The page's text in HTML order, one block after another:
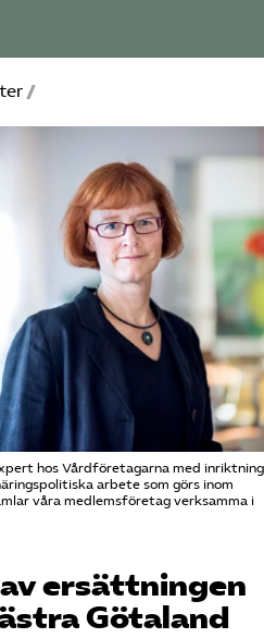
/
hos Vårdföretagarna med inriktning
arbete som görs inom
våra medlemsföretag verksamma i
ersättningen
Götaland